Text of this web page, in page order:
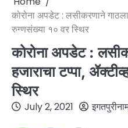
कोरोना अपडेट : लसीकरणाने
रुग्णसंख्या १० वर स्थिर
कोरोना अपडेट :
हजाराचा टप्पा,
स्थिर
July 2, 2021